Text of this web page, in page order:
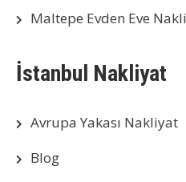
Maltepe Evden Eve
İstanbul Nakliyat
Avrupa Yakası Nakliyat
Blog